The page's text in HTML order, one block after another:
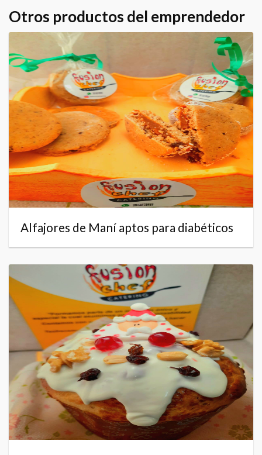
Otros productos del emprendedor
Alfajores de Maní aptos para diabéticos